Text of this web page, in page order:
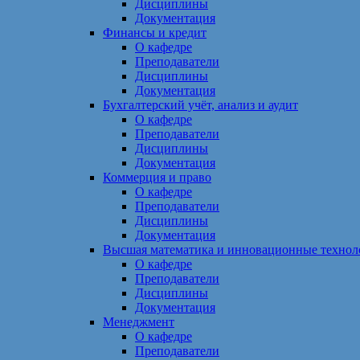
Дисциплины
Документация
Финансы и кредит
О кафедре
Преподаватели
Дисциплины
Документация
Бухгалтерский учёт, анализ и аудит
О кафедре
Преподаватели
Дисциплины
Документация
Коммерция и право
О кафедре
Преподаватели
Дисциплины
Документация
Высшая математика и инновационные
О кафедре
Преподаватели
Дисциплины
Документация
Менеджмент
О кафедре
Преподаватели